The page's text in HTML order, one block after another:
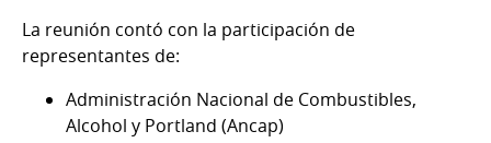
La reunión contó con la participación de
representantes de:
Administración Nacional de Combustibles,
Alcohol y Portland (Ancap)